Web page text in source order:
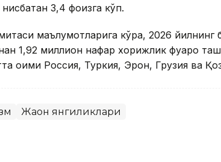
3,4 фоизга кўп.
маълумотларига кўра, 2026
1,92 миллион нафар хорижлик фуқаро
оқими Россия, Туркия, Эрон, Грузия ва
Жаҳон янгиликлари